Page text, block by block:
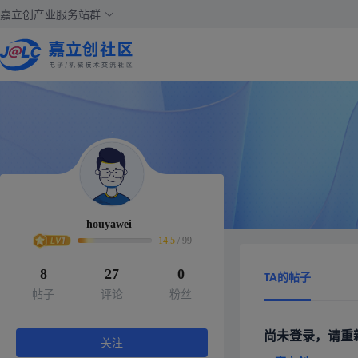
嘉立创产业服务站群
houyawei
14.5 / 99
8
帖子
27
评论
0
粉丝
关注
TA的帖子
尚未登录，请重